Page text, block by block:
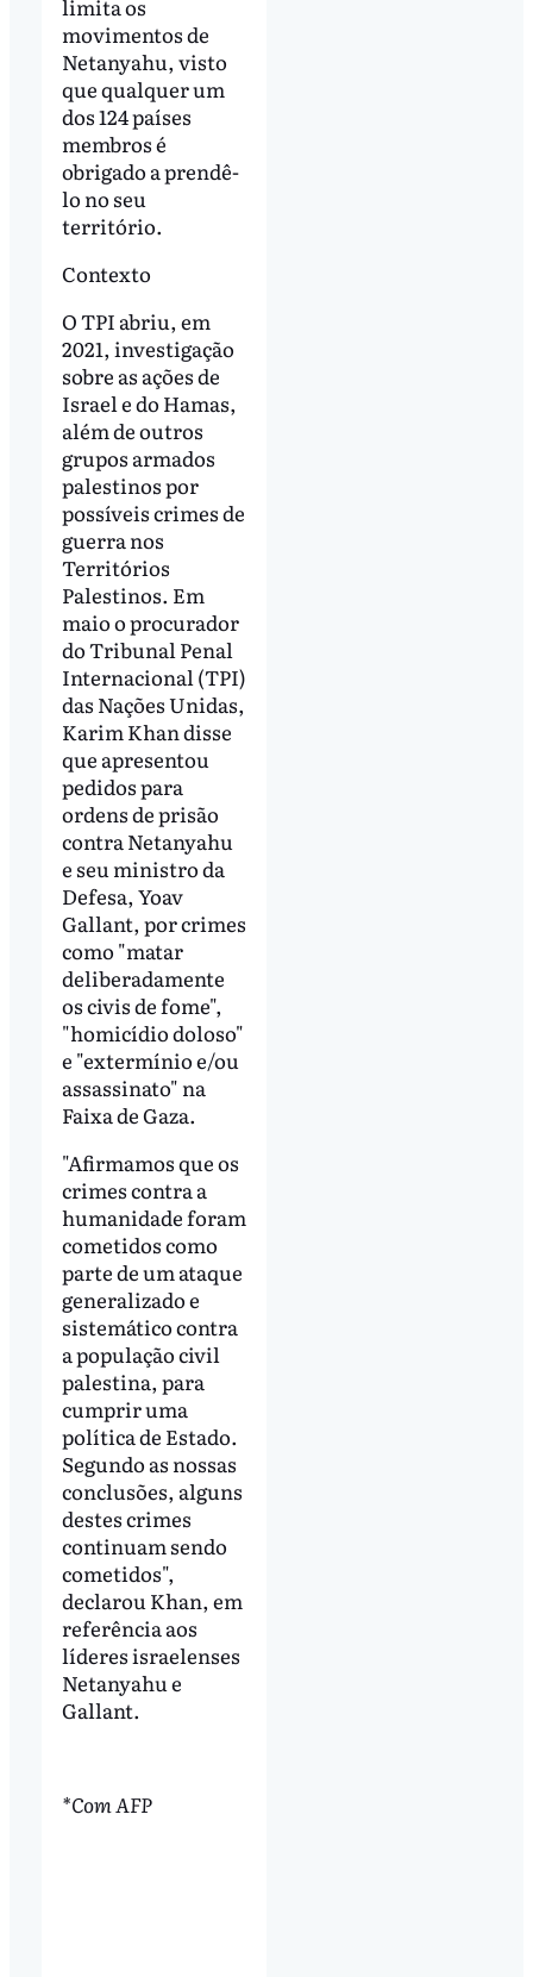
limita os
movimentos de
Netanyahu, visto
que qualquer um
dos 124 países
membros é
obrigado a prendê-
lo no seu
território.
Contexto
O TPI abriu, em
2021, investigação
sobre as ações de
Israel e do Hamas,
além de outros
grupos armados
palestinos por
possíveis crimes de
guerra nos
Territórios
Palestinos. Em
maio o procurador
do Tribunal Penal
Internacional (TPI)
das Nações Unidas,
Karim Khan disse
que apresentou
pedidos para
ordens de prisão
contra Netanyahu
e seu ministro da
Defesa, Yoav
Gallant, por crimes
como "matar
deliberadamente
os civis de fome",
"homicídio doloso"
e "extermínio e/ou
assassinato" na
Faixa de Gaza.
"Afirmamos que os
crimes contra a
humanidade foram
cometidos como
parte de um ataque
generalizado e
sistemático contra
a população civil
palestina, para
cumprir uma
política de Estado.
Segundo as nossas
conclusões, alguns
destes crimes
continuam sendo
cometidos",
declarou Khan, em
referência aos
líderes israelenses
Netanyahu e
Gallant.
*Com AFP